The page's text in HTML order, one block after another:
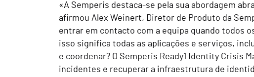
«A Semperis destaca-se pela sua abordagem
afirmou Alex Weinert, Diretor de Produto da
entrar em contacto com a equipa quando todos
isso significa todas as aplicações e serviços,
e coordenar? O Semperis Ready1 Identity Crisis
incidentes e recuperar a infraestrutura de